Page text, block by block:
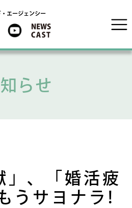
エージェンシー
らせ
」、「婚活疲
うサヨナラ!